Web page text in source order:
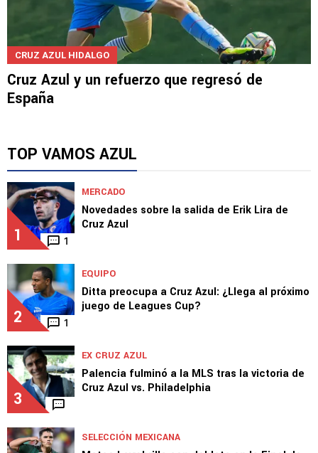
CRUZ AZUL HIDALGO
Cruz Azul y un refuerzo que regresó de
España
TOP VAMOS AZUL
1 1
MERCADO
Novedades sobre la salida de Erik Lira de
Cruz Azul
2 1
EQUIPO
Ditta preocupa a Cruz Azul: ¿Llega al próximo
juego de Leagues Cup?
3
EX CRUZ AZUL
Palencia fulminó a la MLS tras la victoria de
Cruz Azul vs. Philadelphia
SELECCIÓN MEXICANA